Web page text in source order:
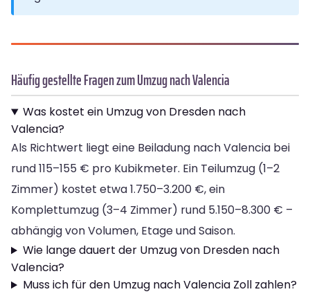
Häufig gestellte Fragen zum Umzug nach Valencia
Was kostet ein Umzug von Dresden nach
Valencia?
Als Richtwert liegt eine Beiladung nach Valencia bei
rund 115–155 € pro Kubikmeter. Ein Teilumzug (1–2
Zimmer) kostet etwa 1.750–3.200 €, ein
Komplettumzug (3–4 Zimmer) rund 5.150–8.300 € –
abhängig von Volumen, Etage und Saison.
Wie lange dauert der Umzug von Dresden nach
Valencia?
Muss ich für den Umzug nach Valencia Zoll zahlen?